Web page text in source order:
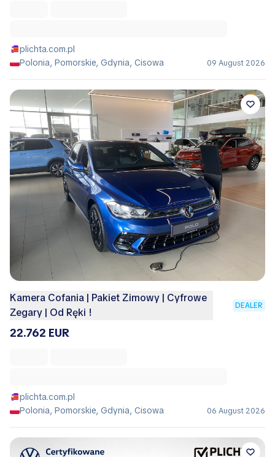
plichta.com.pl
Polonia, Pomorskie, Gdynia, Cisowa
09 August 2026
Kamera Cofania | Pakiet Zimowy | Cyfrowe
Zegary | Od Ręki !
DEALER
22.762 EUR
plichta.com.pl
Polonia, Pomorskie, Gdynia, Cisowa
06 August 2026